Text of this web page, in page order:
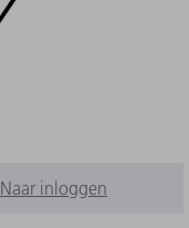
Naar inloggen